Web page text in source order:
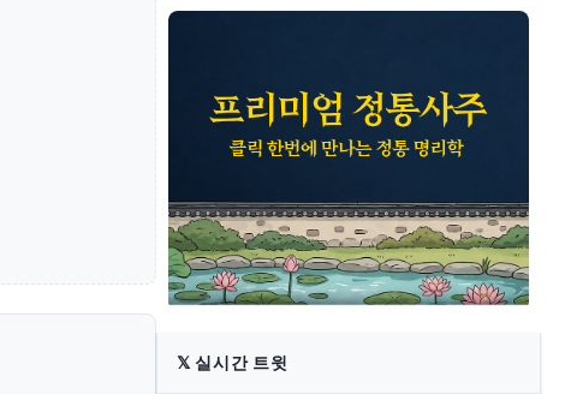
INVESTING.COM 2시간 전
INVESTING.COM 2시간 전
DBS그룹, 2분기 자산관리 수익 증가로 전망 상향 조정
INVESTING.COM
INVESTING.COM 2시간 전
럭스쉐어 프리시전 주가, 오늘 급등 이유
𝕏 실시간 트윗